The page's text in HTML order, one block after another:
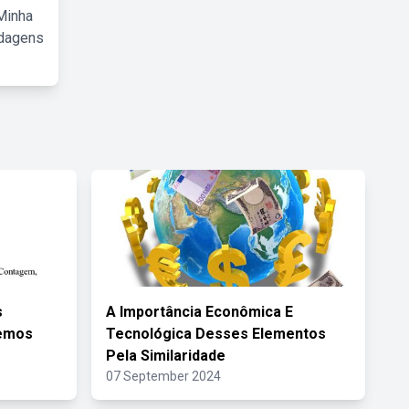
A Importância Econômica E
Tecnológica Desses Elementos
Pela Similaridade
07 September 2024